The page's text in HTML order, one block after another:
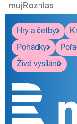
mujRozhlas
Hry a četby
Pohádky
Živé vysílání